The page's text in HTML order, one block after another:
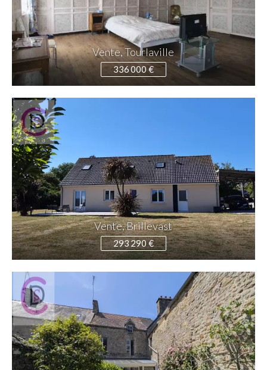
Vente, Tourlaville
336 000 €
Vente, Brillevast
293 290 €